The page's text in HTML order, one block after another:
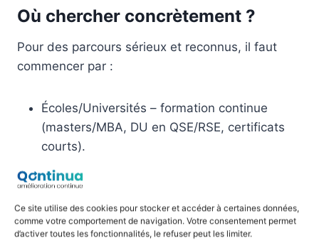
Ce site utilise des cookies pour stocker et accéder à certaines données,
comme votre comportement de navigation. Votre consentement permet
d’activer toutes les fonctionnalités, le refuser peut les limiter.
Où chercher concrètement ?
Pour des parcours sérieux et reconnus, il faut
commencer par :
Écoles/Universités – formation continue
(masters/MBA, DU en QSE/RSE, certificats
courts).
(catalogues OPCO, CCI, AFNOR
Compétences, INRS/INERIS selon besoins
techniques).
Plateformes e-learning/MOOC pour des